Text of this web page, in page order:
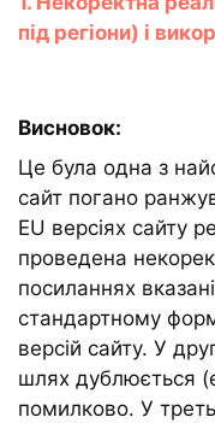
під регіони) і
Висновок:
Це була одна з
сайт погано
EU версіях сайту
проведена
посиланнях
стандартному
версій сайту. У
шлях дублюється
помилково. У